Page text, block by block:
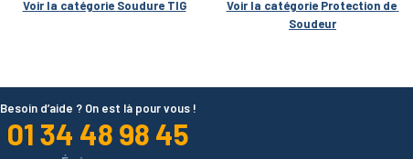
Voir la catégorie Soudure TIG Voir la catégorie Protection de
Soudeur
Besoin d’aide ? On est là pour vous !
01 34 48 98 45